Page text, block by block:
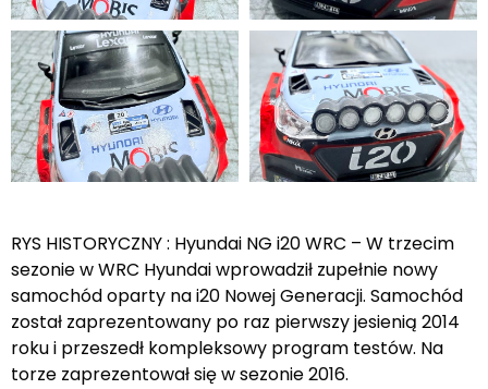
RYS HISTORYCZNY : Hyundai NG i20 WRC – W trzecim
sezonie w WRC Hyundai wprowadził zupełnie nowy
samochód oparty na i20 Nowej Generacji. Samochód
został zaprezentowany po raz pierwszy jesienią 2014
roku i przeszedł kompleksowy program testów. Na
torze zaprezentował się w sezonie 2016.